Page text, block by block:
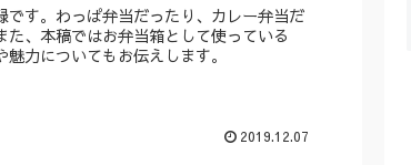
です。わっぱ弁当だったり、カレー弁当だ
た、本稿ではお弁当箱として使っている
魅力についてもお伝えします。
2019.12.07